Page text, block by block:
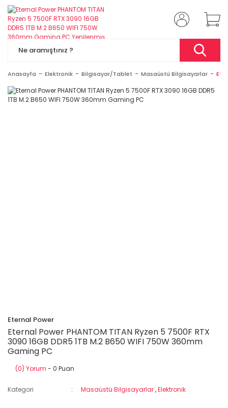
Anasayfa Elektronik Bilgisayar/Tablet Masaüstü Bilgisayarlar
Eternal Power
Eternal Power PHANTOM TITAN Ryzen 5 7500F RTX
3090 16GB DDR5 1TB M.2 B650 WIFI 750W 360mm
Gaming PC
(0) Yorum - 0 Puan
Kategori Masaüstü Bilgisayarlar,Elektronik